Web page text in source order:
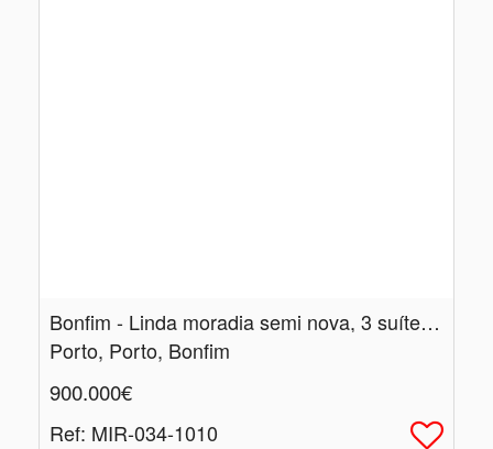
Bonfim - Linda moradia semi nova, 3 suítes, 1 vaga garagem
Porto, Porto, Bonfim
900.000€
Ref: MIR-034-1010